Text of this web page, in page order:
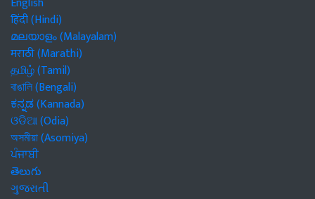
हिंदी (Hindi)
മലയാളം (Malayalam)
मराठी (Marathi)
தமிழ் (Tamil)
বাঙালি (Bengali)
ಕನ್ನಡ (Kannada)
ଓଡିଆ (Odia)
অসমীয়া (Asomiya)
ਪੰਜਾਬੀ
తెలుగు
ગુજરાતી